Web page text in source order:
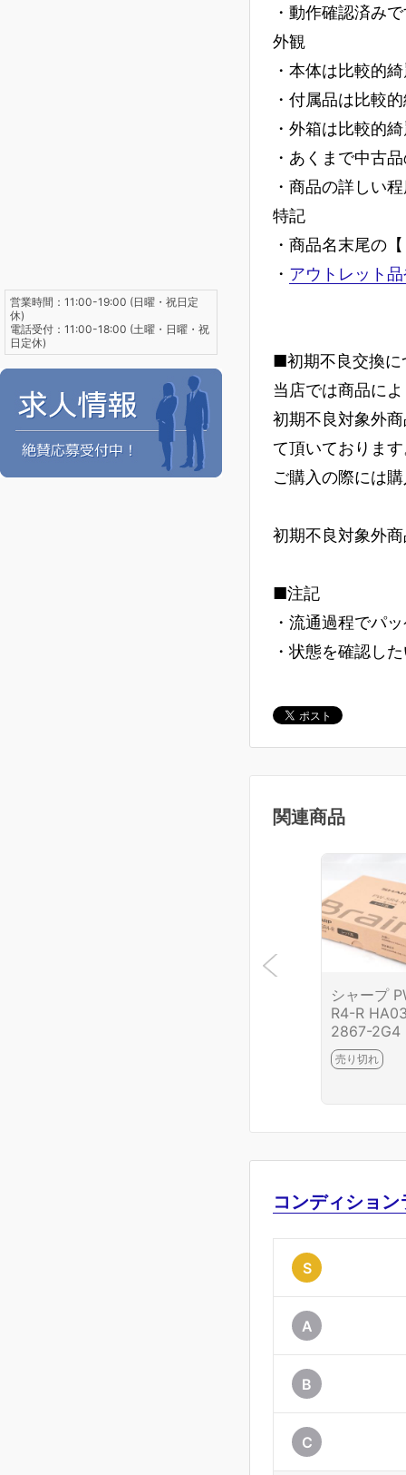
・動作確認済み
外観
・本体は比較的
・付属品は比較
・外箱は比較的
・あくまで中古
・商品の詳しい
特記
・商品名末尾の
・ アウトレット
■初期不良交換に
当店では商品に
初期不良対象外
て頂いておりま
ご購入の際には
初期不良対象外
■注記
・流通過程でパ
・状態を確認し
関連商品
シャープ
R4-R
2867-2G4
売り切れ
コンディション
S
A
B
C
営業時間：11:00-19:00 (日曜・祝日定
休)
電話受付：11:00-18:00 (土曜・日曜・祝
日定休)